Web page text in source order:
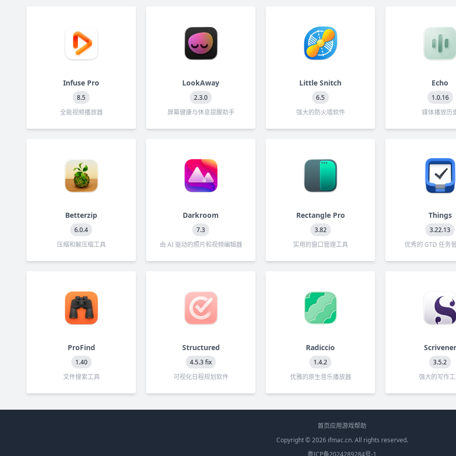
Infuse Pro
8.5
全能视频播放器
LookAway
2.3.0
屏幕健康与休息提醒助手
Little Snitch
6.5
强大的防火墙软件
Echo
1.0.16
媒体播放历
Betterzip
6.0.4
压缩和解压缩工具
Darkroom
7.3
由 AI 驱动的照片和视频编辑器
Rectangle Pro
3.82
实用的窗口管理工具
Things
3.22.13
优秀的 GTD 任务
ProFind
1.40
文件搜索工具
Structured
4.5.3 fix
可视化日程规划软件
Radiccio
1.4.2
优雅的原生音乐播放器
Scrivener
3.5.2
强大的写作
首页应用游戏帮助
Copyright © 2026 ifmac.cn. All rights reserved.